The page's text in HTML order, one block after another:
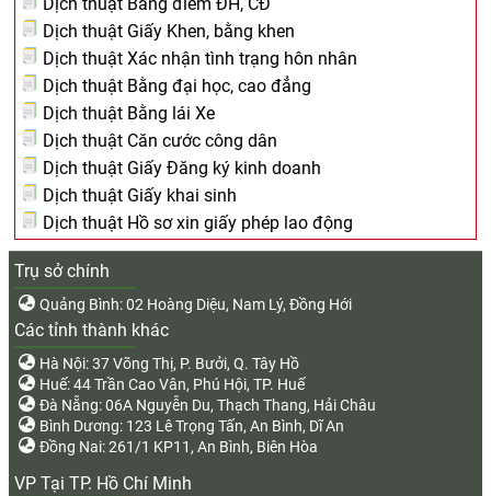
Dịch thuật Giấy Khen, bằng khen
Dịch thuật Xác nhận tình trạng hôn nhân
Dịch thuật Bằng đại học, cao đẳng
Dịch thuật Bằng lái Xe
Dịch thuật Căn cước công dân
Dịch thuật Giấy Đăng ký kinh doanh
Dịch thuật Giấy khai sinh
Dịch thuật Hồ sơ xin giấy phép lao động
Trụ sở chính
Quảng Bình: 02 Hoàng Diệu, Nam Lý, Đồng Hới
Các tỉnh thành khác
Hà Nội: 37 Võng Thị, P. Bưởi, Q. Tây Hồ
Huế: 44 Trần Cao Vân, Phú Hội, TP. Huế
Đà Nẵng: 06A Nguyễn Du, Thạch Thang, Hải Châu
Bình Dương: 123 Lê Trọng Tấn, An Bình, Dĩ An
Đồng Nai: 261/1 KP11, An Bình, Biên Hòa
VP Tại TP. Hồ Chí Minh